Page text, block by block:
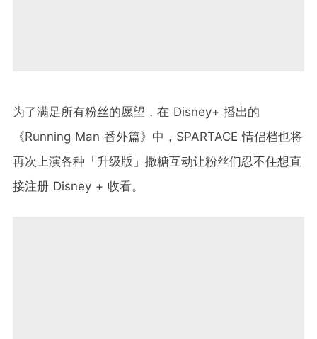
为了满足所有粉丝的愿望，在 Disney+ 播出的
《Running Man 番外篇》中，SPARTACE 情侣档也将
再次上演各种「升级版」撒糖互动让粉丝们忍不住想直
接注册 Disney + 收看。